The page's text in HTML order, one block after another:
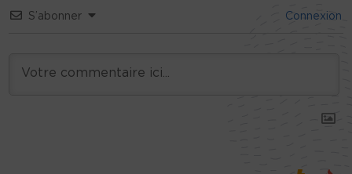
S’abonner Connexion